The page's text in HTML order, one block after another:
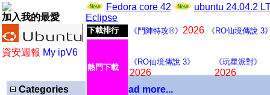
加入我的最愛
資安週報 My ipV6
Fedora core 42
ubuntu 24.04.2
Eclipse
下載排行 《鬥陣特攻®》 2026 《RO仙境傳說 3
熱門下載
《RO仙境傳說 3》
2026
《玩星派對》
2026
Categories
Download more...